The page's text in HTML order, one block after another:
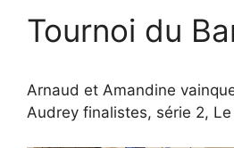
Tournoi du
Arnaud et Amandine
Audrey finalistes, série 2, Le